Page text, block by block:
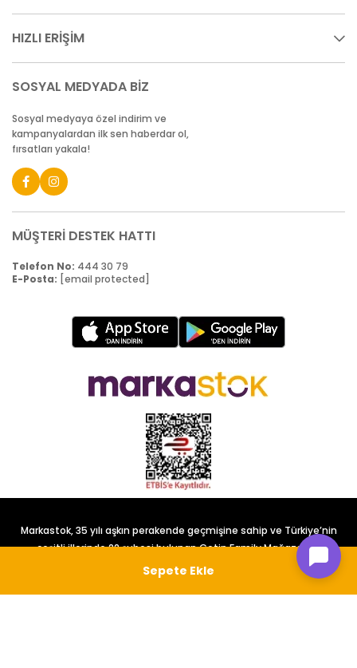
HIZLI ERİŞİM
SOSYAL MEDYADA BİZ
Sosyal medyaya özel indirim ve
kampanyalardan ilk sen haberdar ol,
fırsatları yakala!
MÜŞTERİ DESTEK HATTI
Telefon No: 444 30 79
E-Posta: [email protected]
Markastok, 35 yılı aşkın perakende geçmişine sahip ve Türkiye’nin
çeşitli illerinde 22 şubesi bulunan Çetin Family Mağazacılık
tarafından kurulmuştur.